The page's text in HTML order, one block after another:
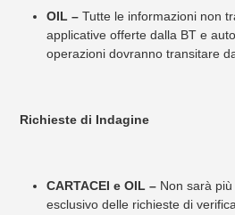
OIL – Tutte le informazioni non
applicative offerte dalla BT e
operazioni dovranno transitare
Richieste di Indagine
CARTACEI e OIL – Non sarà
esclusivo delle richieste di